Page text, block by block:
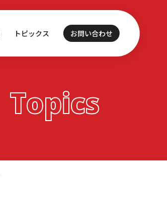
トピックス お問い合わせ
Topics